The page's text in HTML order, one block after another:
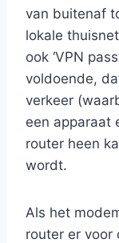
van buitenaf
lokale
ook ‘VPN
voldoende,
verkeer
een apparaat
router heen
wordt.
Als het
router er voor